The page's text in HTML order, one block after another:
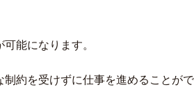
能になります。
約を受けずに仕事を進めることがで